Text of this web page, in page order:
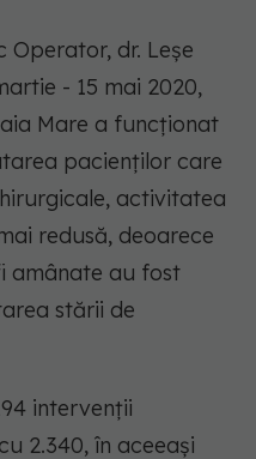
Operator, dr. Leșe
- 15 mai 2020,
Mare a funcționat
pacienților care
activitatea
redusă, deoarece
amânate au fost
stării de
intervenții
2.340, în aceeași